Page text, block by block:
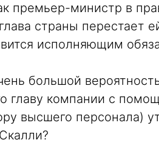
премьер-министр в
страны перестает
исполняющим
большой
главу компании с
высшего персонала)